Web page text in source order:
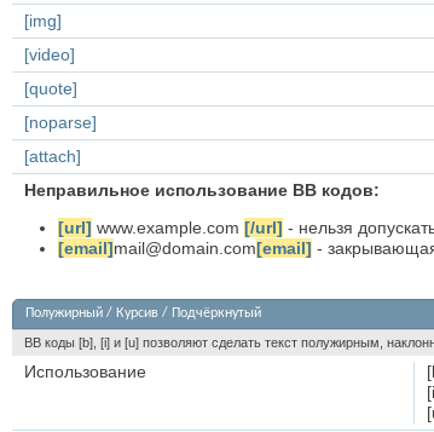
[img]
[video]
[quote]
[noparse]
[attach]
Неправильное использование BB кодов:
[url] www.example.com [/url] - нельзя
[email]mail@domain.com[email] -
Полужирный / Курсив / Подчёркнутый
BB коды [b], [i] и [u] позволяют сделать текст полужирным,
Использование